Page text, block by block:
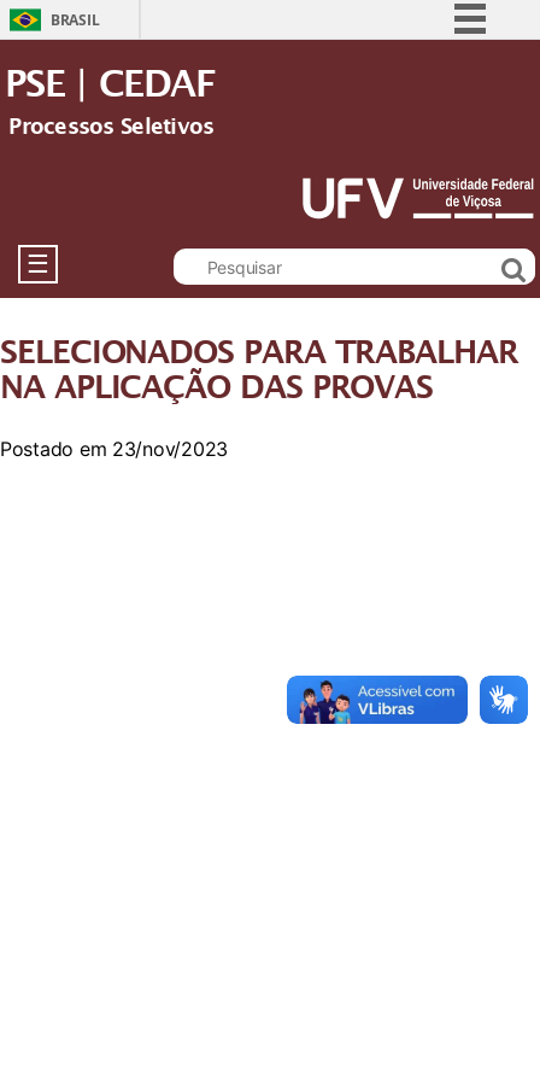
BRASIL
Acesso à informação
Legislação
Canais
PSE | CEDAF
Processos Seletivos
☰
SELECIONADOS PARA TRABALHAR
NA APLICAÇÃO DAS PROVAS
Postado em 23/nov/2023